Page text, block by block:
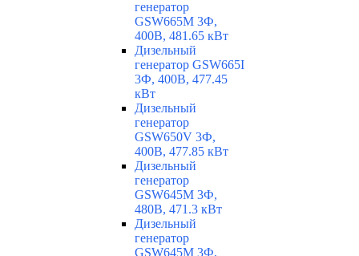
генератор
GSW665M 3Ф,
400В, 481.65 кВт
Дизельный
генератор GSW665I
3Ф, 400В, 477.45
кВт
Дизельный
генератор
GSW650V 3Ф,
400В, 477.85 кВт
Дизельный
генератор
GSW645M 3Ф,
480В, 471.3 кВт
Дизельный
генератор
GSW645M 3Ф,